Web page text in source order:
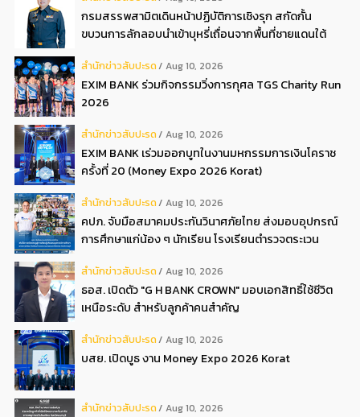
กรมสรรพสามิตเดินหน้าปฏิบัติการเชิงรุก สกัดกั้น
ขบวนการลักลอบนำเข้าบุหรี่เถื่อนจากพื้นที่ชายแดนใต้
สํานักข่าวสับปะรด Aug 10, 2026
EXIM BANK ร่วมกิจกรรมวิ่งการกุศล TGS Charity Run
2026
สํานักข่าวสับปะรด Aug 10, 2026
EXIM BANK เร่วมออกบูทในงานมหกรรมการเงินโคราช
ครั้งที่ 20 (Money Expo 2026 Korat)
สํานักข่าวสับปะรด Aug 10, 2026
คปภ. จับมือสมาคมประกันวินาศภัยไทย ส่งมอบอุปกรณ์
การศึกษาแก่น้อง ๆ นักเรียน โรงเรียนตำรวจตระเวน
สํานักข่าวสับปะรด Aug 10, 2026
ธอส. เปิดตัว "G H BANK CROWN" มอบเอกสิทธิ์ใช้ชีวิต
เหนือระดับ สำหรับลูกค้าคนสำคัญ
สํานักข่าวสับปะรด Aug 10, 2026
บสย. เปิดบูธ งาน Money Expo 2026 Korat
สํานักข่าวสับปะรด Aug 10, 2026